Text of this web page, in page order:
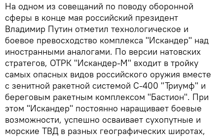
На одном из совещаний по поводу оборонной
сферы в конце мая российский президент
Владимир Путин отметил технологическое и
боевое превосходство комплекса "Искандер" над
иностранными аналогами. По версии натовских
стратегов, ОТРК "Искандер-М" входит в тройку
самых опасных видов российского оружия вместе
с зенитной ракетной системой С-400 "Триумф" и
береговым ракетным комплексом "Бастион". При
этом "Искандер" постоянно наращивает боевые
возможности, успешно осваивает сухопутные и
морские ТВД в разных географических широтах,